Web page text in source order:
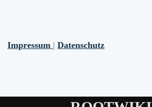
Impressum | Datenschutz